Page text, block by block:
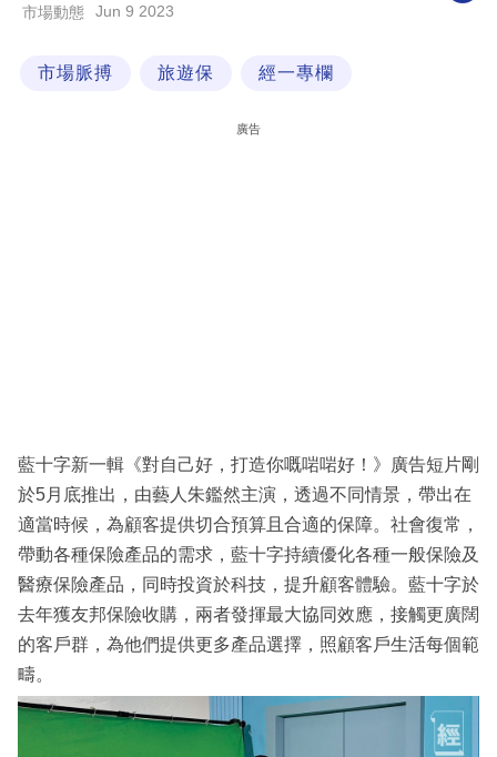
科
區
市場動態 Jun 9 2023
市場脈搏 旅遊保 經一專欄
廣告
藍十字新一輯《對自己好，打造你嘅啱啱好！》廣告短片剛
於5月底推出，由藝人朱鑑然主演，透過不同情景，帶出在
適當時候，為顧客提供切合預算且合適的保障。社會復常，
帶動各種保險產品的需求，藍十字持續優化各種一般保險及
醫療保險產品，同時投資於科技，提升顧客體驗。藍十字於
去年獲友邦保險收購，兩者發揮最大協同效應，接觸更廣闊
的客戶群，為他們提供更多產品選擇，照顧客戶生活每個範
疇。